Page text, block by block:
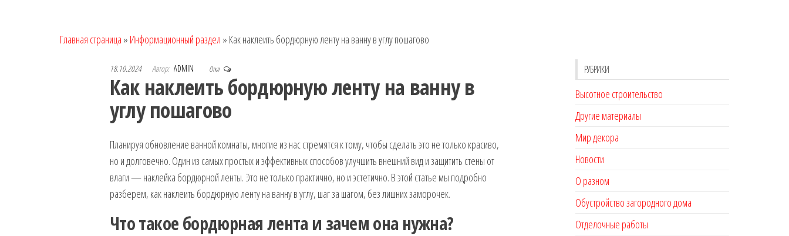
Главная страница » Информационный раздел » Как наклеить бордюрную ленту на ванну в углу пошагово
18.10.2024 Автор: ADMIN Откл
Как наклеить бордюрную ленту на ванну в
углу пошагово
Планируя обновление ванной комнаты, многие из нас стремятся к тому, чтобы сделать это не только красиво,
но и долговечно. Один из самых простых и эффективных способов улучшить внешний вид и защитить стены от
влаги — наклейка бордюрной ленты. Это не только практично, но и эстетично. В этой статье мы подробно
разберем, как наклеить бордюрную ленту на ванну в углу, шаг за шагом, без лишних заморочек.
Что такое бордюрная лента и зачем она нужна?
РУБРИКИ
Высотное строительство
Другие материалы
Мир декора
Новости
О разном
Обустройство загородного дома
Отделочные работы